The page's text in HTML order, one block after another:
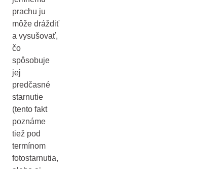
prachu ju
môže dráždiť
a vysušovať,
čo
spôsobuje
jej
predčasné
starnutie
(tento fakt
poznáme
tiež pod
termínom
fotostarnutia,